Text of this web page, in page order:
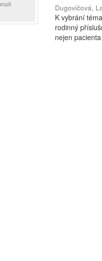
Dugovičová,
K vybrání
rodinný
nejen